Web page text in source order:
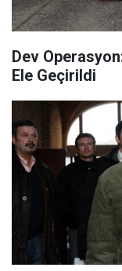
Dev
Ele Geçirildi